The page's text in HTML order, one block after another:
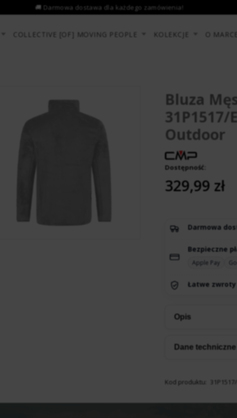
COLLECTIVE [OF] MOVING PEOPLE KOLEKCJE O MARCE
Bluza
31P1517/
Outdoor
Dostępność:
329,99 zł
Darmowa
Bezpieczne
Apple Pay
Łatwe
Opis
Dane techniczne
Kod produktu: